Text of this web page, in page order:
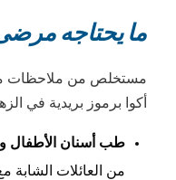
ما يحتاجه مرضى
مستخلص من ملاحظات
أكوا برموز بريدية في الزهراء
طب أسنان الأطفال
من العائلات